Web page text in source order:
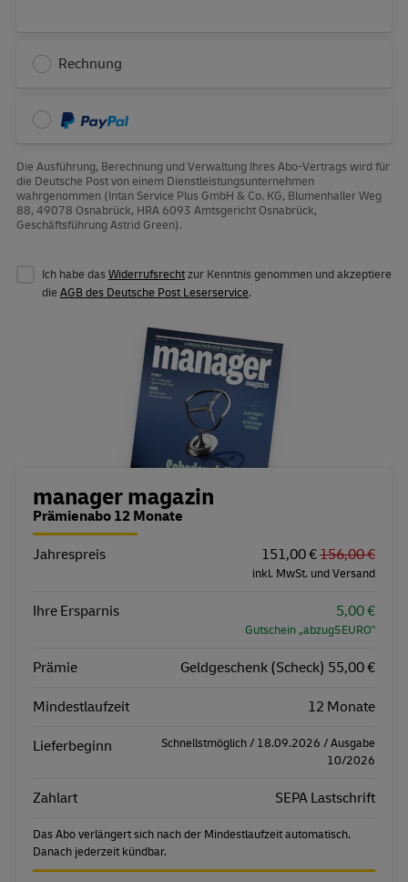
Rechnung
PayPal
Die Ausführung, Berechnung und Verwaltung Ihres Abo-Vertrags wird für
die Deutsche Post von einem Dienstleistungsunternehmen
wahrgenommen (Intan Service Plus GmbH & Co. KG, Blumenhaller Weg
88, 49078 Osnabrück, HRA 6093 Amtsgericht Osnabrück,
Geschäftsführung Astrid Green).
Ich habe dasWiderrufsrechtzur Kenntnis genommen und akzeptiere
die AGB des Deutsche Post Leserservice.
Bestellübersicht
manager magazin
Prämienabo 12 Monate
Eigenschaft
Jahrespreis 151,00 €156,00 €
inkl. MwSt. und Versand
Ihre Ersparnis 5,00 €
Gutschein „abzug5EURO"
Prämie Geldgeschenk (Scheck) 55,00 €
Mindestlaufzeit 12 Monate
Lieferbeginn
Schnellstmöglich / 18.09.2026 / Ausgabe
10/2026
Zahlart SEPA Lastschrift
Das Abo verlängert sich nach der Mindestlaufzeit automatisch.
Danach jederzeit kündbar.